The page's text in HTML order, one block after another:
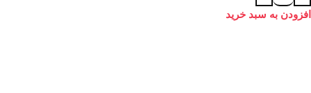
افزودن به سبد خرید